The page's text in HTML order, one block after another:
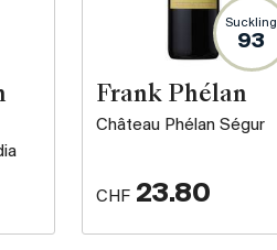
Suckling
93
Frank Phélan
Château Phélan Ségur
CHF 23.80